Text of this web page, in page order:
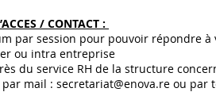
/ CONTACT :
par session pour pouvoir répondre
ou intra entreprise
du service RH de la structure
mail : secretariat@enova.re ou par